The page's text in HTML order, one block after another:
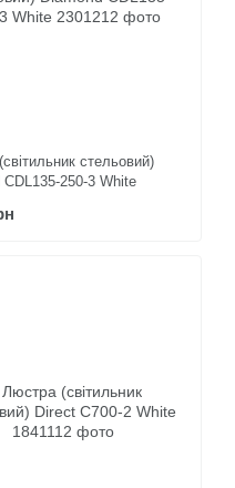
стельовий)
CDL135-250-3 White